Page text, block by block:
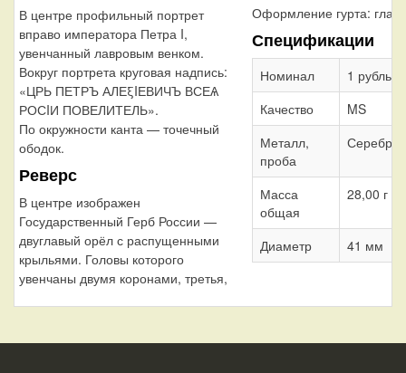
В центре профильный портрет
вправо императора Петра I,
увенчанный лавровым венком.
Вокруг портрета круговая надпись:
«ЦРЬ ПЕТРЪ АЛЕξIЕВИЧЪ ВСЕѦ
РОСIИ ПОВЕЛИТЕЛЬ».
По окружности канта — точечный
ободок.
Реверс
В центре изображен
Государственный Герб России —
двуглавый орёл с распущенными
крыльями. Головы которого
увенчаны двумя коронами, третья,
Оформление гурта:
Спецификации
Номинал
1 рубль
Качество
MS
Металл,
проба
Серебро
Масса
общая
28,00 г
Диаметр 41 мм